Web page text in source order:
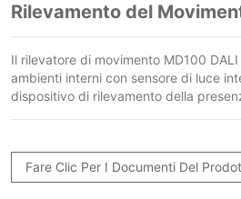
Rilevamento del
Il rilevatore di movimento MD100
ambienti interni con sensore di luce
dispositivo di rilevamento della
Fare Clic Per I Documenti Del